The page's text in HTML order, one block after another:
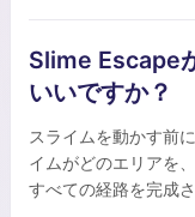
Slime Escape
いいですか？
スライムを動かす前
イムがどのエリアを
すべての経路を完成